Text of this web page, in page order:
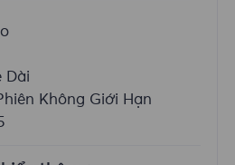
Dài
Không Giới Hạn